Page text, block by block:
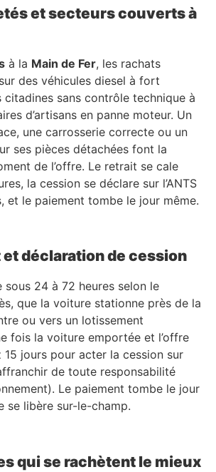
et secteurs couverts à
à la Main de Fer, les rachats
des véhicules diesel à fort
citadines sans contrôle technique à
d’artisans en panne moteur. Un
une carrosserie correcte ou un
ses pièces détachées font la
de l’offre. Le retrait se cale
la cession se déclare sur l’ANTS
et le paiement tombe le jour même.
déclaration de cession
sous 24 à 72 heures selon le
que la voiture stationne près de la
ou vers un lotissement
fois la voiture emportée et l’offre
jours pour acter la cession sur
de toute responsabilité
Le paiement tombe le jour
se libère sur-le-champ.
qui se rachètent le mieux